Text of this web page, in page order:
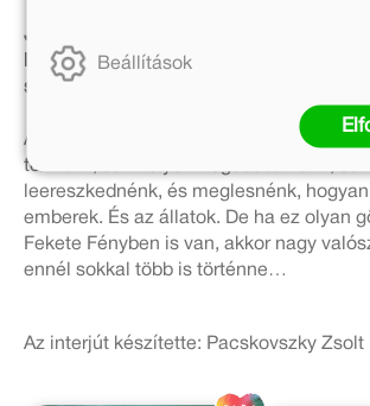
Játszunk el a gondolattal, hogy holnap
különös gömb, amely teljesíti a
szeretnél, hová vigyen?
Azt hiszem, először egy elég nagy világ
tennénk, sok helyet megcsodálnánk,
leereszkednénk, és meglesnénk,
emberek. És az állatok. De ha ez olyan
Fekete Fényben is van, akkor nagy
ennél sokkal több is történne…
Az interjút készítette: Pacskovszky Zsolt
Beállítások